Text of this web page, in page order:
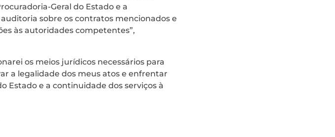
Geral do Estado e a
sobre os contratos mencionados e
às autoridades competentes”,
os meios jurídicos necessários para
a legalidade dos meus atos e enfrentar
Estado e a continuidade dos serviços à